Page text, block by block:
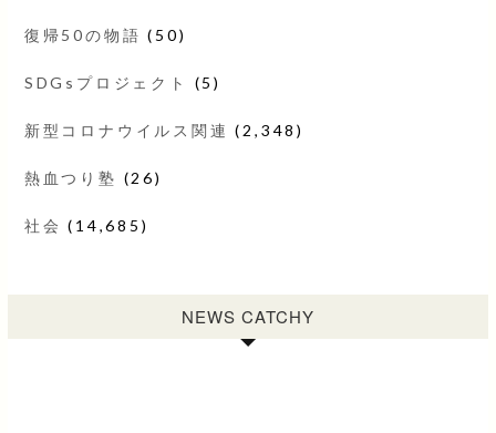
復帰50の物語 (50)
SDGsプロジェクト (5)
新型コロナウイルス関連 (2,348)
熱血つり塾 (26)
社会 (14,685)
NEWS CATCHY